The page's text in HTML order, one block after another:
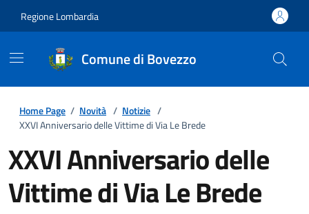
Regione Lombardia
Comune di Bovezzo
Home Page / Novità / Notizie /
XXVI Anniversario delle Vittime di Via Le Brede
XXVI Anniversario delle
Vittime di Via Le Brede